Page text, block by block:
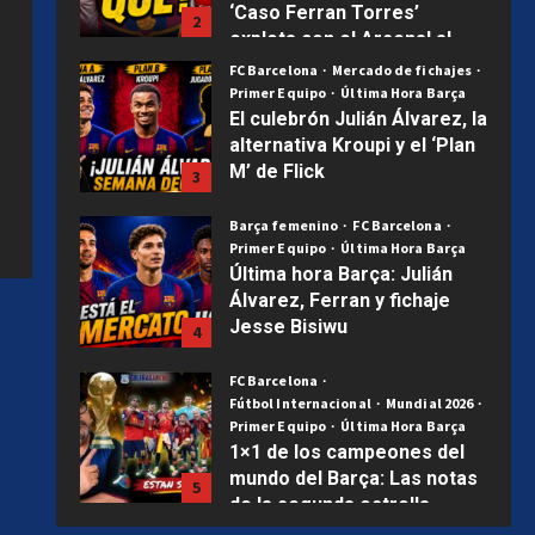
3
M’ de Flick
4
Barça femenino
FC Barcelona
Primer Equipo
Última Hora Barça
Última hora Barça: Julián
Álvarez, Ferran y fichaje
Jesse Bisiwu
5
FC Barcelona
Fútbol Internacional
Mundial 2026
Primer Equipo
Última Hora Barça
1×1 de los campeones del
mundo del Barça: Las notas
Publicado el 2 semanas atrás
1
Uncategorized
Hamza, Diarra, Tunkara y
Álex González: las cuatro
joyas que ilusionan al Barça
Publicado el 4 días atrás